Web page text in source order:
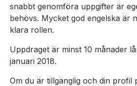
snabbt genomföra uppgifter är
behövs. Mycket god engelska är
klara rollen.
Uppdraget är minst 10 månader
januari 2018.
Om du är tillgänglig och din profil